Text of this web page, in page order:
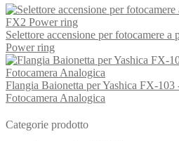
Selettore accensione per fotocamere
Power ring
Flangia Baionetta per Yashica FX-
Fotocamera Analogica
Categorie prodotto